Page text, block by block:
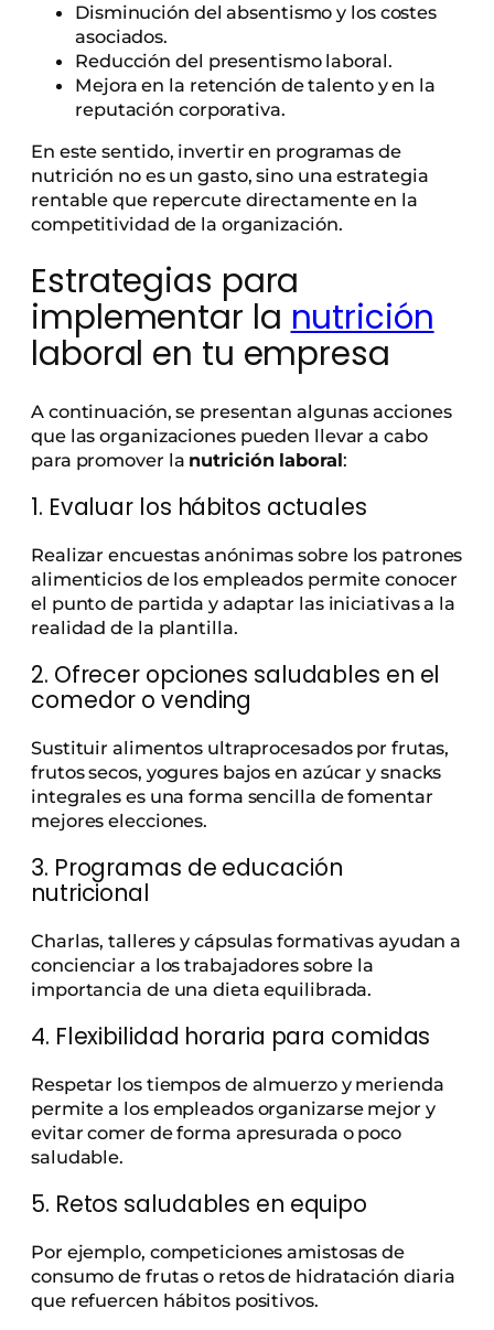
Disminución del absentismo y los costes
asociados.
Reducción del presentismo laboral.
Mejora en la retención de talento y en la
reputación corporativa.
En este sentido, invertir en programas de
nutrición no es un gasto, sino una estrategia
rentable que repercute directamente en la
competitividad de la organización.
Estrategias para
implementar la nutrición
laboral en tu empresa
A continuación, se presentan algunas acciones
que las organizaciones pueden llevar a cabo
para promover la nutrición laboral:
1. Evaluar los hábitos actuales
Realizar encuestas anónimas sobre los patrones
alimenticios de los empleados permite conocer
el punto de partida y adaptar las iniciativas a la
realidad de la plantilla.
2. Ofrecer opciones saludables en el
comedor o vending
Sustituir alimentos ultraprocesados por frutas,
frutos secos, yogures bajos en azúcar y snacks
integrales es una forma sencilla de fomentar
mejores elecciones.
3. Programas de educación
nutricional
Charlas, talleres y cápsulas formativas ayudan a
concienciar a los trabajadores sobre la
importancia de una dieta equilibrada.
4. Flexibilidad horaria para comidas
Respetar los tiempos de almuerzo y merienda
permite a los empleados organizarse mejor y
evitar comer de forma apresurada o poco
saludable.
5. Retos saludables en equipo
Por ejemplo, competiciones amistosas de
consumo de frutas o retos de hidratación diaria
que refuercen hábitos positivos.